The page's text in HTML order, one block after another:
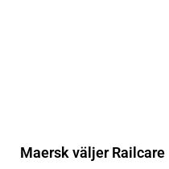
Maersk väljer Railcare